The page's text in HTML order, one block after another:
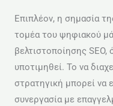
Επιπλέον, η σημασία
τομέα του ψηφιακού
βελτιστοποίησης
υποτιμηθεί. Το να
στρατηγική μπορεί να
συνεργασία με